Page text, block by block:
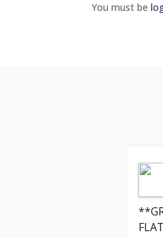
You must be